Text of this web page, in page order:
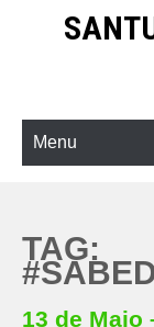
Menu
TAG:
13 de Maio